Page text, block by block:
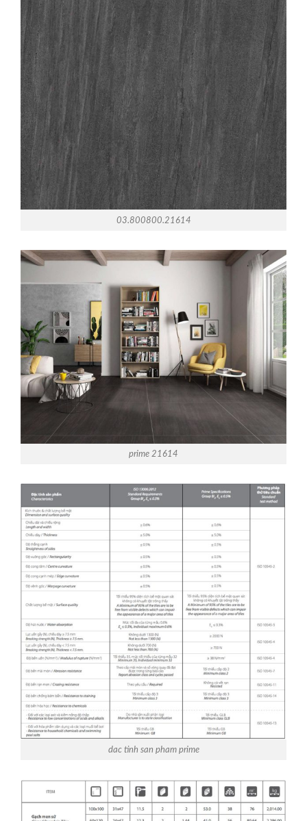
03.800800.21614
prime 21614
dac tinh san pham prime